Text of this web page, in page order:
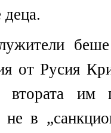
деца.
от Русия
втората
в